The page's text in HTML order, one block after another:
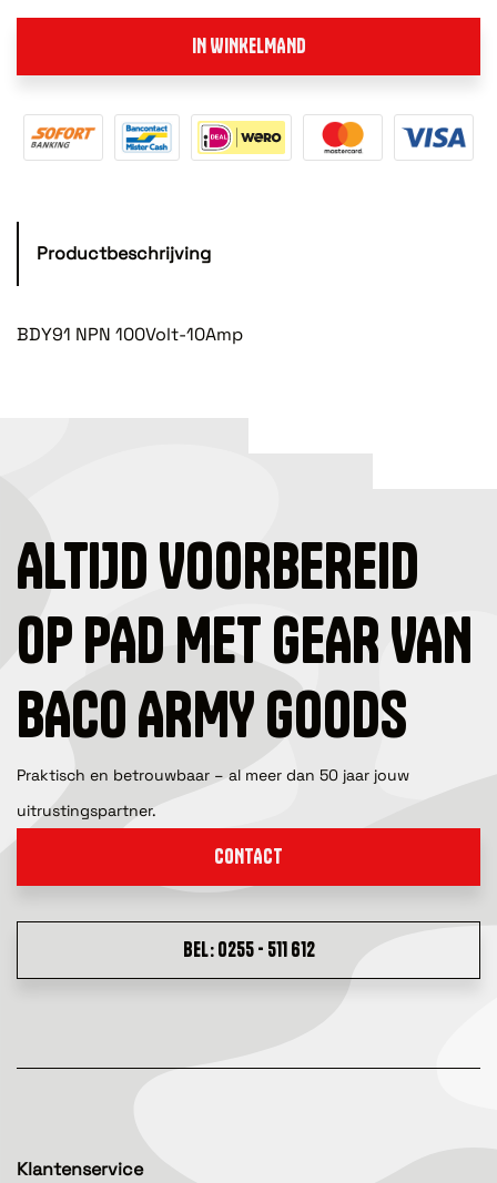
IN WINKELMAND
Productbeschrijving
BDY91 NPN 100Volt-10Amp
ALTIJD VOORBEREID
OP PAD MET GEAR VAN
BACO ARMY GOODS
Praktisch en betrouwbaar – al meer dan 50 jaar jouw
uitrustingspartner.
CONTACT
BEL: 0255 - 511 612
Klantenservice